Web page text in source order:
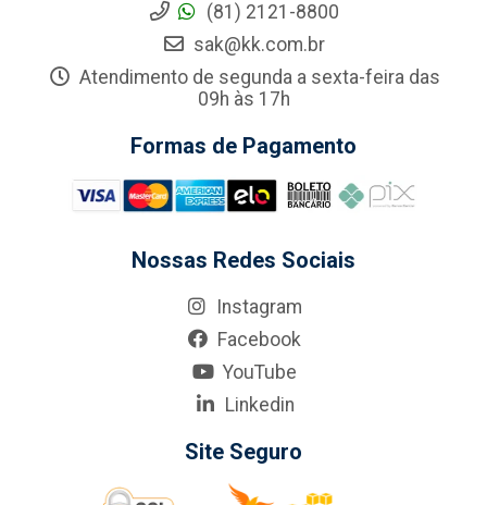
(81) 2121-8800
sak@kk.com.br
Atendimento de segunda a sexta-feira das
09h às 17h
Formas de Pagamento
Nossas Redes Sociais
Instagram
Facebook
YouTube
Linkedin
Site Seguro